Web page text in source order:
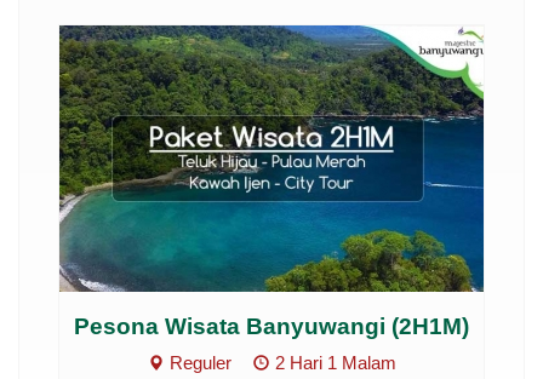
Pesona Wisata Banyuwangi (2H1M)
Reguler 2 Hari 1 Malam